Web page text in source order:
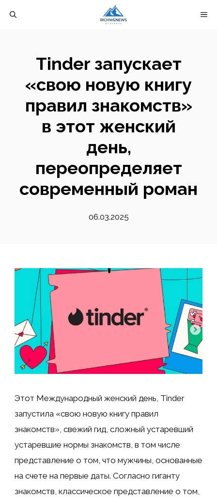
Tinder запускает
«свою новую книгу
правил знакомств»
в этот женский
день,
переопределяет
современный роман
06.03.2025
Этот Международный женский день, Tinder
запустила «свою новую книгу правил
знакомств», свежий гид, сложный устаревший
устаревшие нормы знакомств, в том числе
представление о том, что мужчины, основанные
на счете на первые даты. Согласно гиганту
знакомств, классическое представление о том,